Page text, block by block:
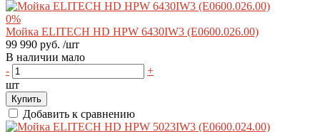
0%
Мойка ELITECH HD HPW 6430IW3 (E0600.026.00)
99 990 руб. /шт
В наличии мало
-
+
шт
Купить
Добавить к сравнению